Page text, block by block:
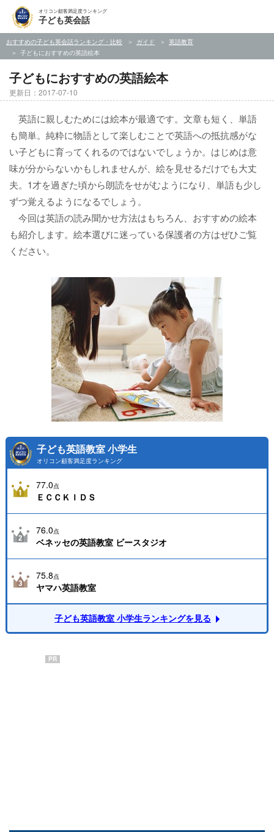
オリコン顧客満足度ランキング
子ども英会話
おすすめの子ども英会話ランキング・比較 ガイド
英語教育
子どもにおすすめの英語絵本
子どもにおすすめの英語絵本
更新日：2017-07-10
英語に親しむためには絵本が最適です。文章も短く、単語
も簡単。純粋に物語として楽しむことで英語への抵抗感がな
い子どもに育ってくれるのではないでしょうか。はじめは意
味が分からないかもしれませんが、絵を見せるだけでも大丈
夫。1才を過ぎた頃から朗読をせがむようになり、単語も少し
ずつ覚えるようになるでしょう。
今回は英語の読み聞かせ方法はもちろん、おすすめの絵本
も紹介します。絵本選びに迷っている保護者の方はぜひご覧
ください。
子ども英語教室 小学生
オリコン顧客満足度ランキング
77.0点
ＥＣＣＫＩＤＳ
76.0点
ベネッセの英語教室 ビースタジオ
75.8点
ヤマハ英語教室
子ども英語教室 小学生ランキングを見る
PR